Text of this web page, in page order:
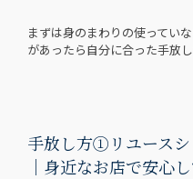
まずは身のまわりの使ってい
があったら自分に合った手放
手放し方①リユース
｜身近なお店で安心